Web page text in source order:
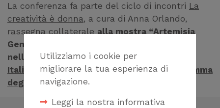
Utilizziamo i cookie per
migliorare la tua esperienza di
navigazione.
Leggi la nostra informativa
La conferenza fa parte del ciclo di incontri La
creatività è donna, a cura di Anna Orlando,
rassegna collaterale alla mostra “Artemisia
Gentileschi. Coraggio e passione” e rientra
nell’ambito degli eventi di Genova Capitale
Italiana del Libro 2023, scopriqui il programma
degli eventi in città